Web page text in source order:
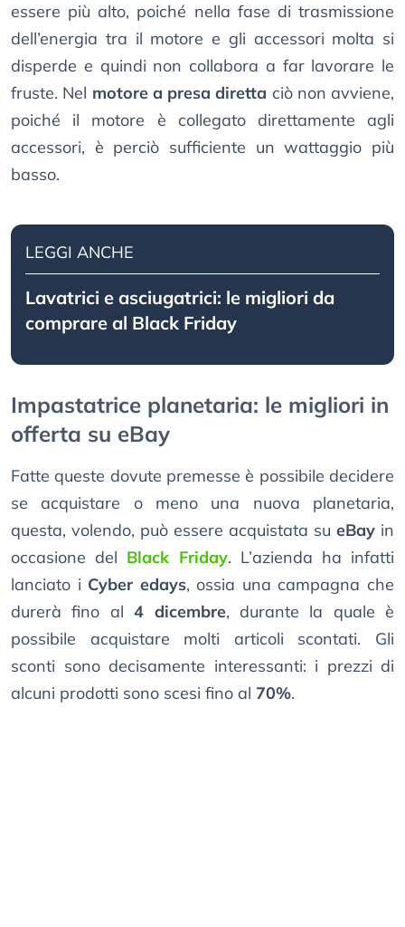
essere più alto, poiché nella fase di trasmissione
dell’energia tra il motore e gli accessori molta si
disperde e quindi non collabora a far lavorare le
fruste. Nel motore a presa diretta ciò non avviene,
poiché il motore è collegato direttamente agli
accessori, è perciò sufficiente un wattaggio più
basso.
LEGGI ANCHE
Lavatrici e asciugatrici: le migliori da
comprare al Black Friday
Impastatrice planetaria: le migliori in
offerta su eBay
Fatte queste dovute premesse è possibile decidere
se acquistare o meno una nuova planetaria,
questa, volendo, può essere acquistata su eBay in
occasione del Black Friday. L’azienda ha infatti
lanciato i Cyber edays, ossia una campagna che
durerà fino al4 dicembre, durante la quale è
possibile acquistare molti articoli scontati. Gli
sconti sono decisamente interessanti: i prezzi di
alcuni prodotti sono scesi fino al 70%.